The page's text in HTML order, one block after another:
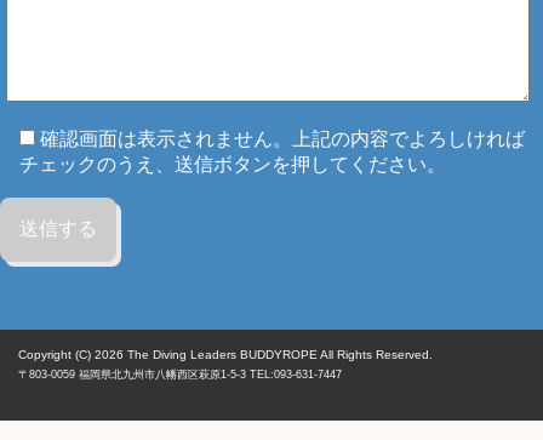
確認画面は表示されません。上記の内容でよろしければ
チェックのうえ、送信ボタンを押してください。
Copyright (C) 2026 The Diving Leaders BUDDYROPE All Rights Reserved.
〒803-0059 福岡県北九州市八幡西区萩原1-5-3 TEL:093-631-7447